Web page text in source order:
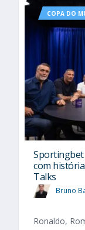
COPA DO
Sportingbet
com
Talks
Bruno
Ronaldo,